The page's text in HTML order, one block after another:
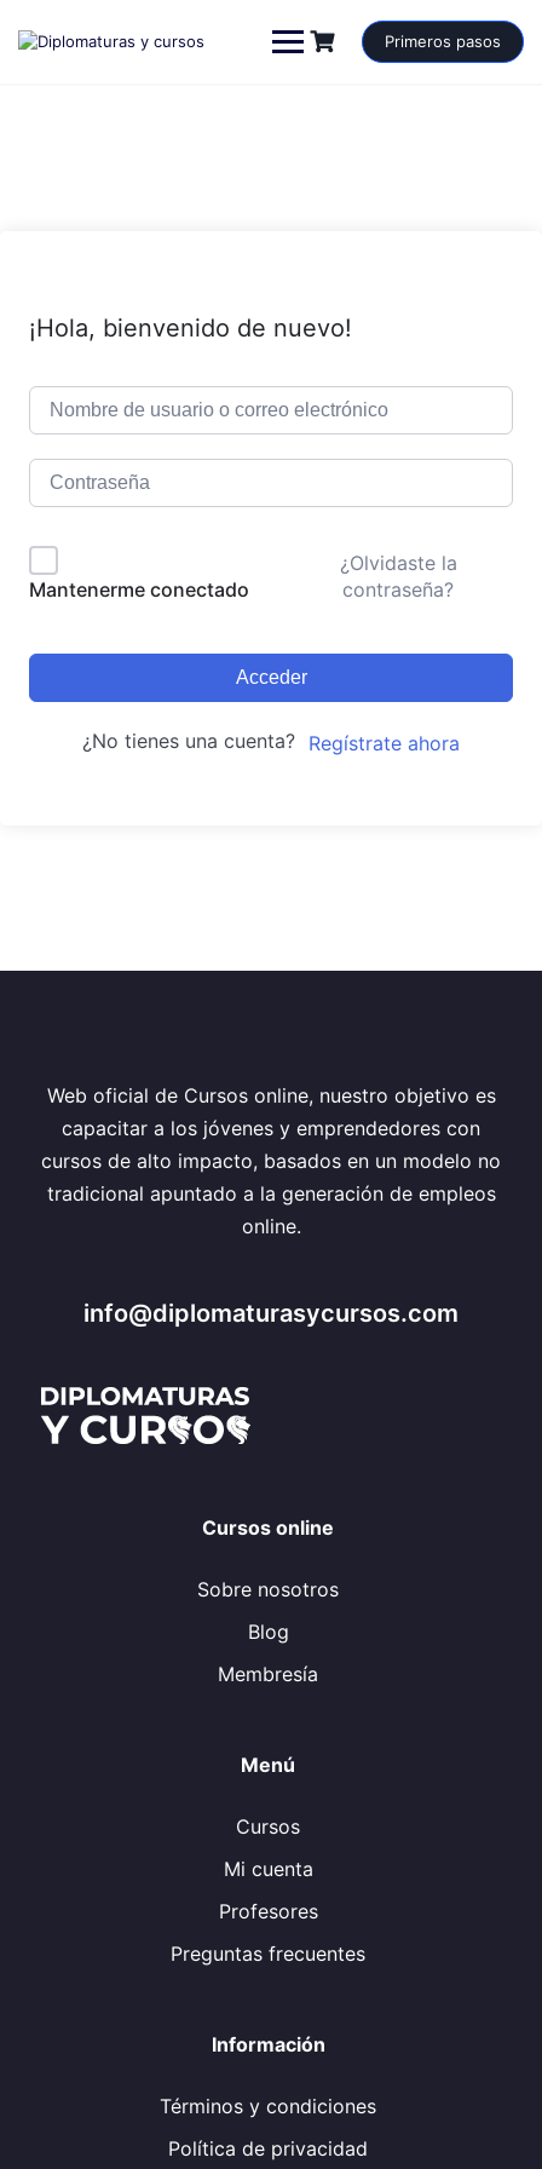
contenido
Primeros pasos
¡Hola, bienvenido de nuevo!
Mantenerme conectado
¿Olvidaste la
contraseña?
Acceder
¿No tienes una cuenta? Regístrate ahora
Web oficial de Cursos online, nuestro objetivo es
capacitar a los jóvenes y emprendedores con
cursos de alto impacto, basados en un modelo no
tradicional apuntado a la generación de empleos
online.
info@diplomaturasycursos.com
Cursos online
Sobre nosotros
Blog
Membresía
Menú
Cursos
Mi cuenta
Profesores
Preguntas frecuentes
Información
Términos y condiciones
Política de privacidad